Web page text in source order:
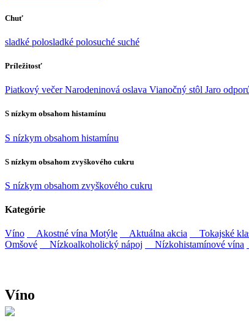
Chuť
sladké polosladké polosuché suché
Príležitosť
Piatkový večerNarodeninová oslava Vianočný stôl Jaro
S nízkym obsahom histamínu
S nízkym obsahom histamínu
S nízkym obsahom zvyškového cukru
S nízkym obsahom zvyškového cukru
Kategórie
Víno Akostné vína Motýle Aktuálna akcia Tokajské
Omšové
Nízkoalkoholický nápoj Nízkohistamínové vína
Víno